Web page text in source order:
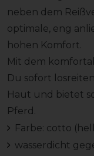
neben dem
optimale, eng
hohen Komfort.
Mit dem
Du sofort
Haut und bietet
Pferd.
Farbe: cotto
wasserdicht